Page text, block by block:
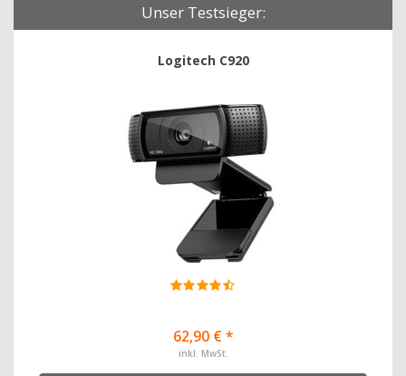
Unser Testsieger:
Logitech C920
62,90 € *
inkl. MwSt.